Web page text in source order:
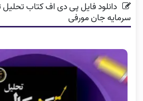
دانلود فایل پی دی اف کتاب تحلیل
سرمایه جان مورفی